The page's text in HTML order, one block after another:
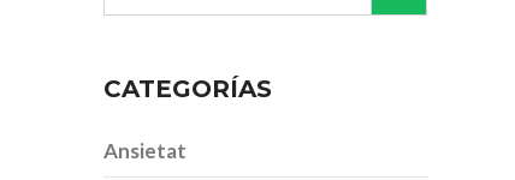
CATEGORÍAS
Ansietat